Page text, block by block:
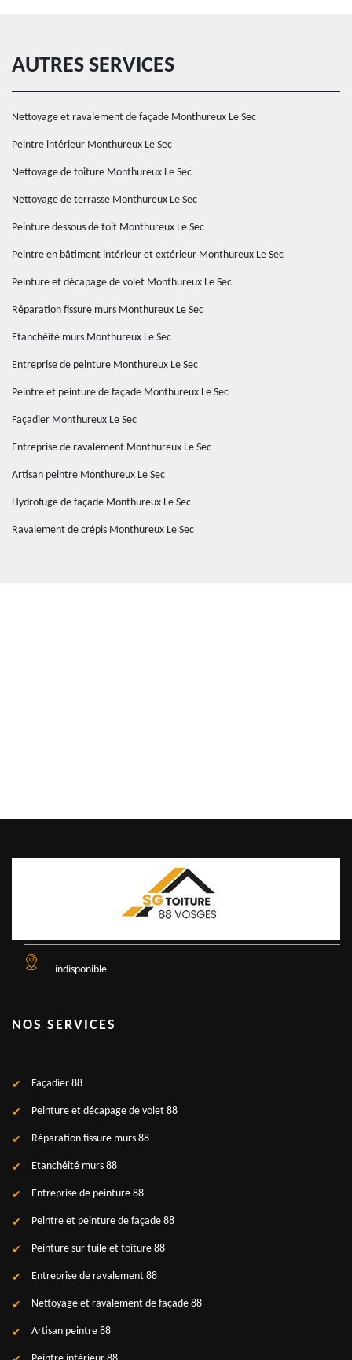
AUTRES SERVICES
Nettoyage et ravalement de façade Monthureux Le Sec
Peintre intérieur Monthureux Le Sec
Nettoyage de toiture Monthureux Le Sec
Nettoyage de terrasse Monthureux Le Sec
Peinture dessous de toit Monthureux Le Sec
Peintre en bâtiment intérieur et extérieur Monthureux Le Sec
Peinture et décapage de volet Monthureux Le Sec
Réparation fissure murs Monthureux Le Sec
Etanchéité murs Monthureux Le Sec
Entreprise de peinture Monthureux Le Sec
Peintre et peinture de façade Monthureux Le Sec
Façadier Monthureux Le Sec
Entreprise de ravalement Monthureux Le Sec
Artisan peintre Monthureux Le Sec
Hydrofuge de façade Monthureux Le Sec
Ravalement de crépis Monthureux Le Sec
indisponible
NOS SERVICES
Façadier 88
Peinture et décapage de volet 88
Réparation fissure murs 88
Etanchéité murs 88
Entreprise de peinture 88
Peintre et peinture de façade 88
Peinture sur tuile et toiture 88
Entreprise de ravalement 88
Nettoyage et ravalement de façade 88
Artisan peintre 88